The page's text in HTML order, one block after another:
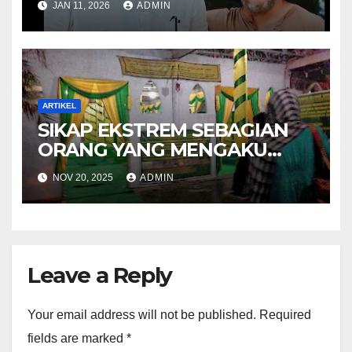
JAN 11, 2026 ADMIN
ARTIKEL
SIKAP EKSTREM SEBAGIAN
ORANG YANG MENGAKU
KETURUNAN NABI
NOV 20, 2025 ADMIN
Leave a Reply
Your email address will not be published. Required
fields are marked *